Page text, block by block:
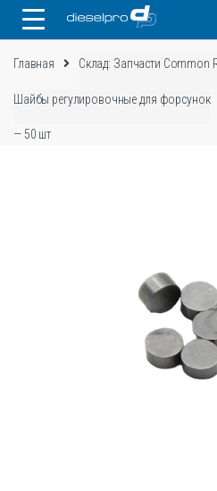
Главная Склад: Запчасти Common
Шайбы регулировочные для форсунок
— 50 шт